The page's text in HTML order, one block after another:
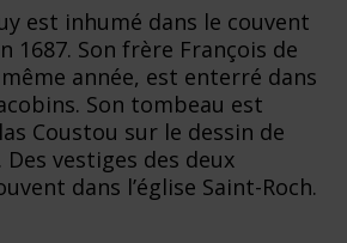
est inhumé dans le couvent
1687. Son frère François de
année, est enterré dans
Son tombeau est
Coustou sur le dessin de
Des vestiges des deux
dans l’église Saint-Roch.